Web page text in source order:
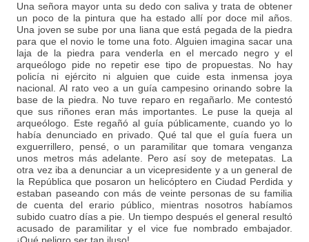
Una señora mayor unta su dedo con saliva y trata de obtener
un poco de la pintura que ha estado allí por doce mil años.
Una joven se sube por una liana que está pegada de la piedra
para que el novio le tome una foto. Alguien imagina sacar una
laja de la piedra para venderla en el mercado negro y el
arqueólogo pide no repetir ese tipo de propuestas. No hay
policía ni ejército ni alguien que cuide esta inmensa joya
nacional. Al rato veo a un guía campesino orinando sobre la
base de la piedra. No tuve reparo en regañarlo. Me contestó
que sus riñones eran más importantes. Le puse la queja al
arqueólogo. Este regañó al guía públicamente, cuando yo lo
había denunciado en privado. Qué tal que el guía fuera un
exguerrillero, pensé, o un paramilitar que tomara venganza
unos metros más adelante. Pero así soy de metepatas. La
otra vez iba a denunciar a un vicepresidente y a un general de
la República que posaron un helicóptero en Ciudad Perdida y
estaban paseando con más de veinte personas de su familia
de cuenta del erario público, mientras nosotros habíamos
subido cuatro días a pie. Un tiempo después el general resultó
acusado de paramilitar y el vice fue nombrado embajador.